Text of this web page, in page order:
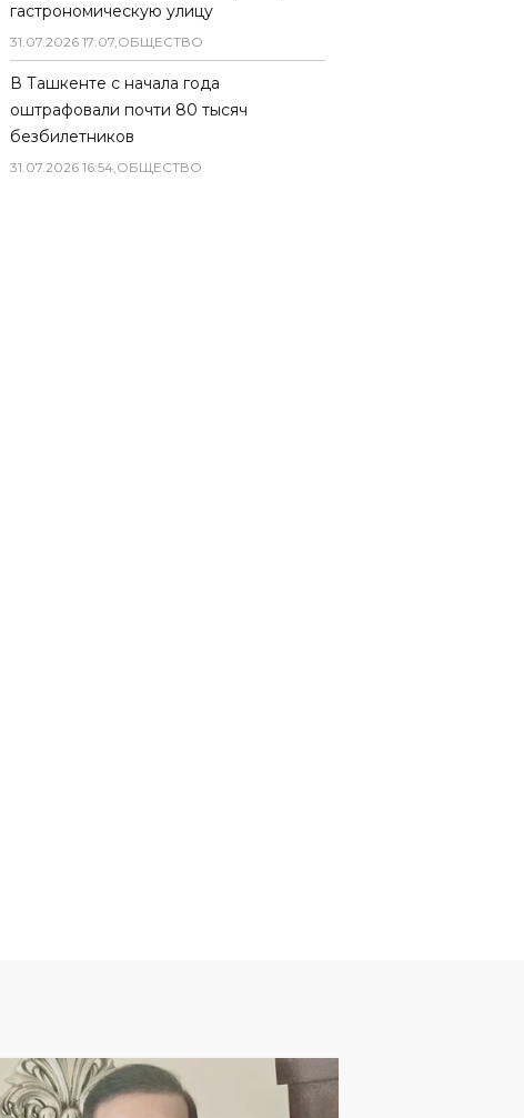
гастрономическую улицу
31.07.2026 17:07,ОБЩЕСТВО
В Ташкенте с начала года
оштрафовали почти 80 тысяч
безбилетников
31.07.2026 16:54,ОБЩЕСТВО